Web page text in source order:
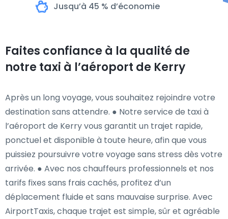
Jusqu’à 45 % d’économie
Faites confiance à la qualité de
notre taxi à l’aéroport de Kerry
Après un long voyage, vous souhaitez rejoindre votre
destination sans attendre. ● Notre service de taxi à
l’aéroport de Kerry vous garantit un trajet rapide,
ponctuel et disponible à toute heure, afin que vous
puissiez poursuivre votre voyage sans stress dès votre
arrivée. ● Avec nos chauffeurs professionnels et nos
tarifs fixes sans frais cachés, profitez d’un
déplacement fluide et sans mauvaise surprise. Avec
AirportTaxis, chaque trajet est simple, sûr et agréable